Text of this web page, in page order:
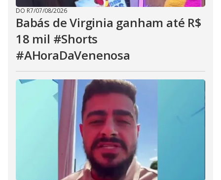
DO R7/07/08/2026
Babás de Virginia ganham até R$
18 mil #Shorts
#AHoraDaVenenosa